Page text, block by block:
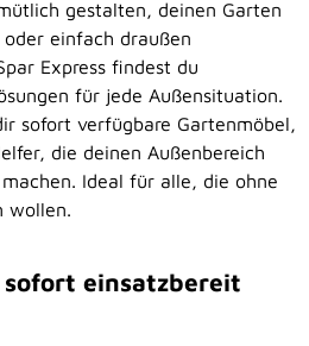
gestalten, deinen Garten
einfach draußen
Express findest du
für jede Außensituation.
sofort verfügbare Gartenmöbel,
die deinen Außenbereich
Ideal für alle, die ohne
wollen.
einsatzbereit